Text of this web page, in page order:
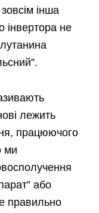
інша
інвертора не
лежить
працюючого
ми
або
правильно